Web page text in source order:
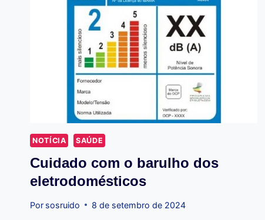
NOTÍCIA SAÚDE
Cuidado com o barulho dos
eletrodomésticos
Por sosruido 8 de setembro de 2024